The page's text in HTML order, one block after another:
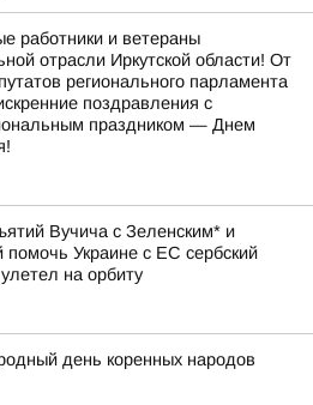
работники и ветераны
отрасли Иркутской области! От
регионального парламента
поздравления с
праздником — Днем
Вучича с Зеленским* и
помочь Украине с ЕС сербский
на орбиту
день коренных народов